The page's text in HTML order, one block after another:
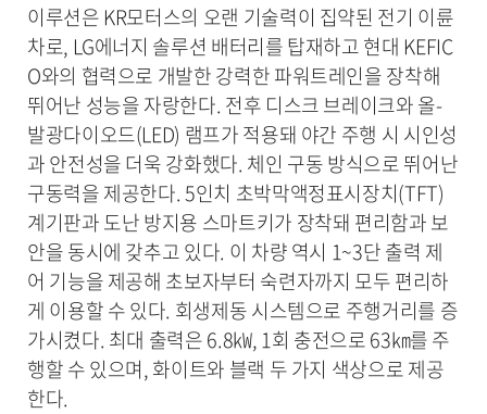
이루션은 KR모터스의 오랜 기술력이 집약된 전기 이륜
차로, LG에너지 솔루션 배터리를 탑재하고 현대 KEFIC
O와의 협력으로 개발한 강력한 파워트레인을 장착해
뛰어난 성능을 자랑한다. 전후 디스크 브레이크와 올-
발광다이오드(LED) 램프가 적용돼 야간 주행 시 시인성
과 안전성을 더욱 강화했다. 체인 구동 방식으로 뛰어난
구동력을 제공한다. 5인치 초박막액정표시장치(TFT)
계기판과 도난 방지용 스마트키가 장착돼 편리함과 보
안을 동시에 갖추고 있다. 이 차량 역시 1~3단 출력 제
어 기능을 제공해 초보자부터 숙련자까지 모두 편리하
게 이용할 수 있다. 회생제동 시스템으로 주행거리를 증
가시켰다. 최대 출력은 6.8㎾, 1회 충전으로 63㎞를 주
행할 수 있으며, 화이트와 블랙 두 가지 색상으로 제공
한다.